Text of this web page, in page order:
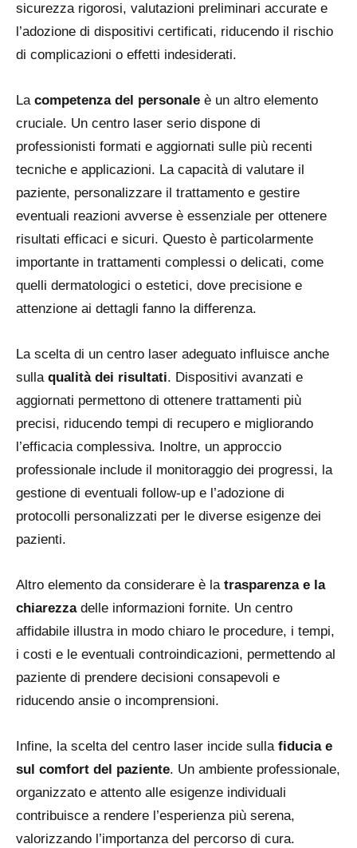
sicurezza rigorosi, valutazioni preliminari accurate e
l’adozione di dispositivi certificati, riducendo il rischio
di complicazioni o effetti indesiderati.
La competenza del personale è un altro elemento
cruciale. Un centro laser serio dispone di
professionisti formati e aggiornati sulle più recenti
tecniche e applicazioni. La capacità di valutare il
paziente, personalizzare il trattamento e gestire
eventuali reazioni avverse è essenziale per ottenere
risultati efficaci e sicuri. Questo è particolarmente
importante in trattamenti complessi o delicati, come
quelli dermatologici o estetici, dove precisione e
attenzione ai dettagli fanno la differenza.
La scelta di un centro laser adeguato influisce anche
sulla qualità dei risultati. Dispositivi avanzati e
aggiornati permettono di ottenere trattamenti più
precisi, riducendo tempi di recupero e migliorando
l’efficacia complessiva. Inoltre, un approccio
professionale include il monitoraggio dei progressi, la
gestione di eventuali follow-up e l’adozione di
protocolli personalizzati per le diverse esigenze dei
pazienti.
Altro elemento da considerare è la trasparenza e la
chiarezzadelle informazioni fornite. Un centro
affidabile illustra in modo chiaro le procedure, i tempi,
i costi e le eventuali controindicazioni, permettendo al
paziente di prendere decisioni consapevoli e
riducendo ansie o incomprensioni.
Infine, la scelta del centro laser incide sulla fiducia e
sul comfort del paziente. Un ambiente professionale,
organizzato e attento alle esigenze individuali
contribuisce a rendere l’esperienza più serena,
valorizzando l’importanza del percorso di cura.